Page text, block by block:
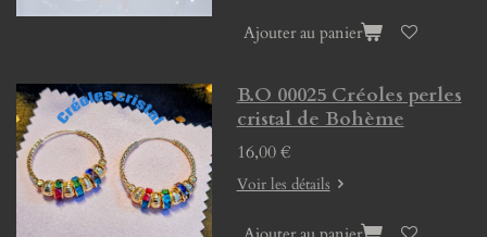
Ajouter au panier
B.O 00025 Créoles perles
cristal de Bohème
16,00 €
Voir les détails